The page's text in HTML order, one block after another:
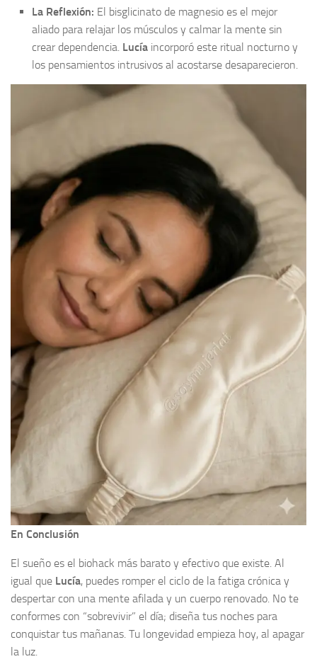
La Reflexión: El bisglicinato de magnesio es el mejor
aliado para relajar los músculos y calmar la mente sin
crear dependencia. Lucía incorporó este ritual nocturno y
los pensamientos intrusivos al acostarse desaparecieron.
En Conclusión
El sueño es el biohack más barato y efectivo que existe. Al
igual que Lucía, puedes romper el ciclo de la fatiga crónica y
despertar con una mente afilada y un cuerpo renovado. No te
conformes con “sobrevivir” el día; diseña tus noches para
conquistar tus mañanas. Tu longevidad empieza hoy, al apagar
la luz.